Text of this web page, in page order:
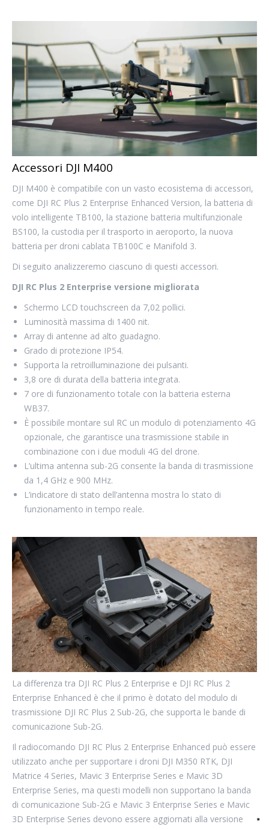
Accessori DJI M400
DJI M400 è compatibile con un vasto ecosistema di accessori,
come DJI RC Plus 2 Enterprise Enhanced Version, la batteria di
volo intelligente TB100, la stazione batteria multifunzionale
BS100, la custodia per il trasporto in aeroporto, la nuova
batteria per droni cablata TB100C e Manifold 3.
Di seguito analizzeremo ciascuno di questi accessori.
DJI RC Plus 2 Enterprise versione migliorata
Schermo LCD touchscreen da 7,02 pollici.
Luminosità massima di 1400 nit.
Array di antenne ad alto guadagno.
Grado di protezione IP54.
Supporta la retroilluminazione dei pulsanti.
3,8 ore di durata della batteria integrata.
7 ore di funzionamento totale con la batteria esterna
WB37.
È possibile montare sul RC un modulo di potenziamento 4G
opzionale, che garantisce una trasmissione stabile in
combinazione con i due moduli 4G del drone.
L’ultima antenna sub-2G consente la banda di trasmissione
da 1,4 GHz e 900 MHz.
L’indicatore di stato dell’antenna mostra lo stato di
funzionamento in tempo reale.
La differenza tra DJI RC Plus 2 Enterprise e DJI RC Plus 2
Enterprise Enhanced è che il primo è dotato del modulo di
trasmissione DJI RC Plus 2 Sub-2G, che supporta le bande di
comunicazione Sub-2G.
Il radiocomando DJI RC Plus 2 Enterprise Enhanced può essere
utilizzato anche per supportare i droni DJI M350 RTK, DJI
Matrice 4 Series, Mavic 3 Enterprise Series e Mavic 3D
Enterprise Series, ma questi modelli non supportano la banda
di comunicazione Sub-2G e Mavic 3 Enterprise Series e Mavic
3D Enterprise Series devono essere aggiornati alla versione